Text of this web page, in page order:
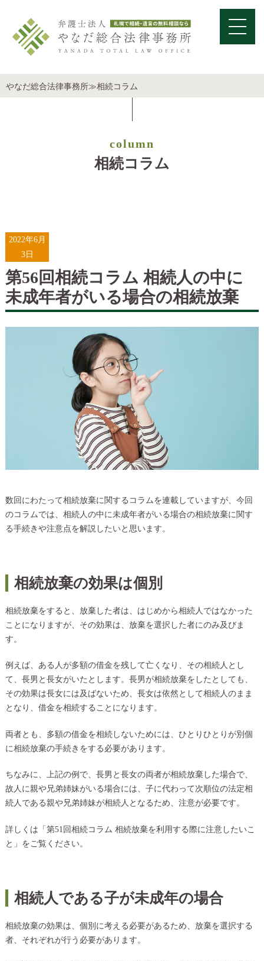
やなだ総合法律事務所≫相続コラム
column
相続コラム
2022年6月
3日
第56回相続コラム 相続人の中に
未成年者がいる場合の相続放棄
数回にわたって相続放棄に関するコラムを連載していますが、今回
のコラムでは、相続人の中に未成年者がいる場合の相続放棄に関す
る手続きや注意点を解説したいと思います。
相続放棄の効果は個別
相続放棄をすると、放棄した者は、はじめから相続人ではなかった
ことになりますが、その効果は、放棄を選択した者にのみ及びま
す。
例えば、ある人が多額の借金を残して亡くなり、その相続人とし
て、長男と長女がいたとします。長男が相続放棄をしたとしても、
その効果は長女には及ばないため、長女は依然として相続人のまま
となり、借金を相続することになります。
両者とも、多額の借金を相続しないためには、ひとりひとりが別個
に相続放棄の手続きをする必要があります。
ちなみに、上記の例で、長男と長女の両者が相続放棄した場合で、
故人に親や兄弟姉妹がいる場合には、子に代わって次順位の法定相
続人である親や兄弟姉妹が相続人となるため、注意が必要です。
詳しくは「 第51回相続コラム 相続放棄を利用する際に注意したいこ
と 」をご覧ください。
相続人である子が未成年の場合
相続放棄の効果は、個別に考える必要があるため、放棄を選択する
者、それぞれが行う必要があります。